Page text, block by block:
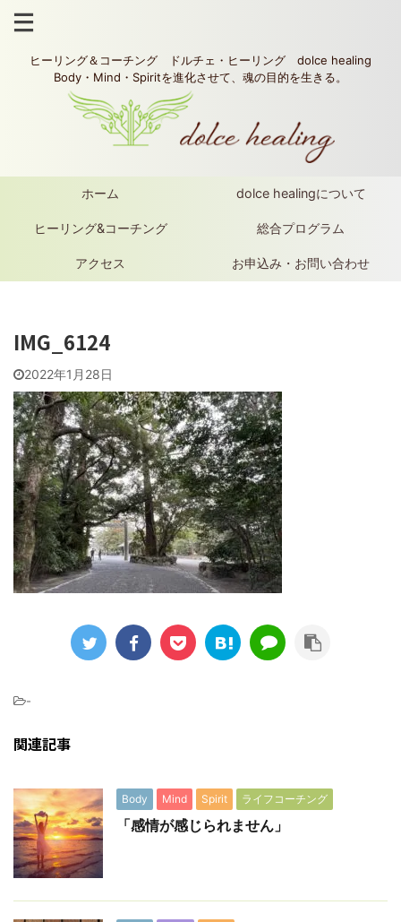
ヒーリング＆コーチング ドルチェ・ヒーリング dolce healing
Body・Mind・Spiritを進化させて、魂の目的を生きる。
ホーム dolce healingについて
ヒーリング&コーチング 総合プログラム
アクセス お申込み・お問い合わせ
IMG_6124
2022年1月28日
-
関連記事
Body Mind Spirit ライフコーチング
「感情が感じられません」